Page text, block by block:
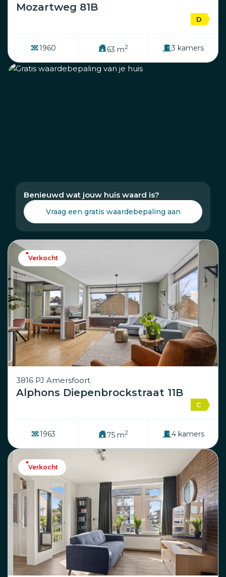
Mozartweg 81B
D
1960 63 m2 3 kamers
Benieuwd wat jouw huis waard is?
Vraag een gratis waardebepaling aan
3816 PJ Amersfoort
Alphons Diepenbrockstraat 11B
C
1963 75 m2 4 kamers
Verkocht
Verkocht